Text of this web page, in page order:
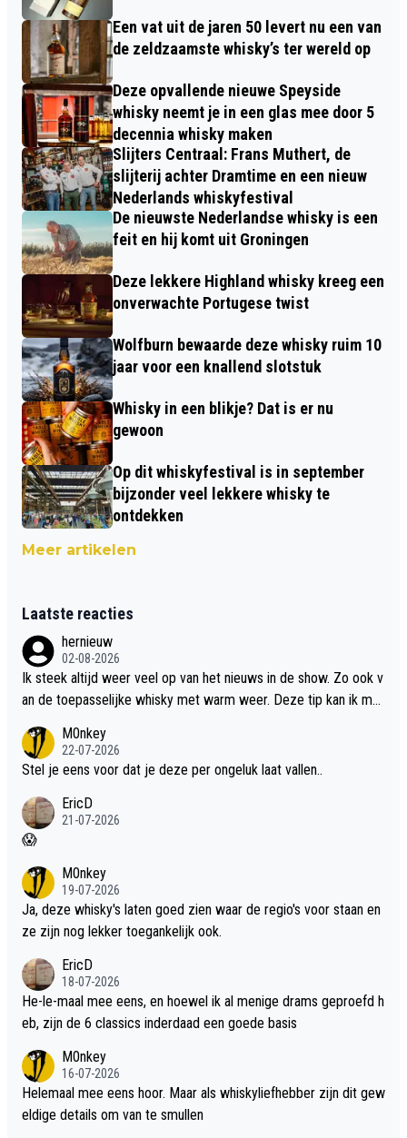
Een vat uit de jaren 50 levert nu een van
de zeldzaamste whisky’s ter wereld op
Deze opvallende nieuwe Speyside
whisky neemt je in een glas mee door 5
decennia whisky maken
Slijters Centraal: Frans Muthert, de
slijterij achter Dramtime en een nieuw
Nederlands whiskyfestival
De nieuwste Nederlandse whisky is een
feit en hij komt uit Groningen
Deze lekkere Highland whisky kreeg een
onverwachte Portugese twist
Wolfburn bewaarde deze whisky ruim 10
jaar voor een knallend slotstuk
Whisky in een blikje? Dat is er nu
gewoon
Op dit whiskyfestival is in september
bijzonder veel lekkere whisky te
ontdekken
Meer artikelen
Laatste reacties
hernieuw
02-08-2026
Ik steek altijd weer veel op van het nieuws in de show. Zo ook v
an de toepasselijke whisky met warm weer. Deze tip kan ik met
M0nkey
22-07-2026
Stel je eens voor dat je deze per ongeluk laat vallen..
EricD
21-07-2026
😱
M0nkey
19-07-2026
Ja, deze whisky's laten goed zien waar de regio's voor staan en
ze zijn nog lekker toegankelijk ook.
EricD
18-07-2026
He-le-maal mee eens, en hoewel ik al menige drams geproefd h
eb, zijn de 6 classics inderdaad een goede basis
M0nkey
16-07-2026
Helemaal mee eens hoor. Maar als whiskyliefhebber zijn dit gew
eldige details om van te smullen